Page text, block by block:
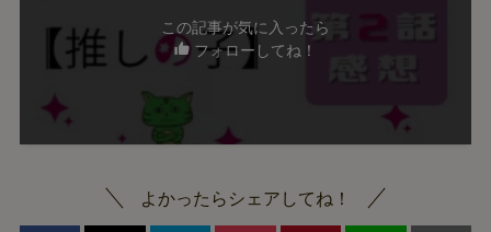
フォローしてね！
よかったらシェアしてね！